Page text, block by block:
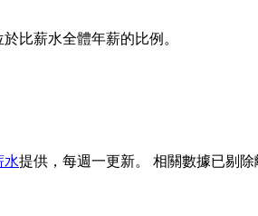
比薪水全體年薪的比例。
水提供，每週一更新。 相關數據已剔除